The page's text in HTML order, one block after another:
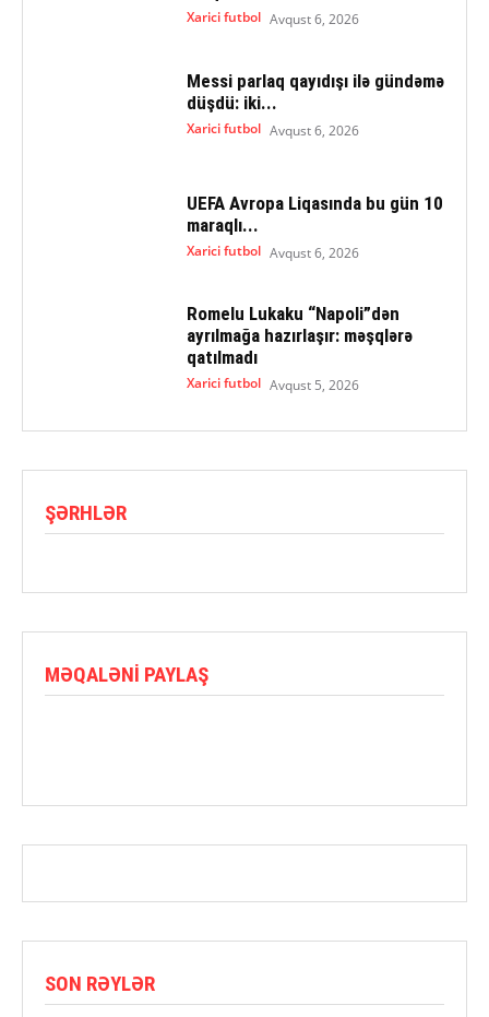
Xarici futbol Avqust 6, 2026
Messi parlaq qayıdışı ilə gündəmə
düşdü: iki...
Xarici futbol Avqust 6, 2026
UEFA Avropa Liqasında bu gün 10
maraqlı...
Xarici futbol Avqust 6, 2026
Romelu Lukaku “Napoli”dən
ayrılmağa hazırlaşır: məşqlərə
qatılmadı
Xarici futbol Avqust 5, 2026
ŞƏRHLƏR
MƏQALƏNI PAYLAŞ
SON RƏYLƏR